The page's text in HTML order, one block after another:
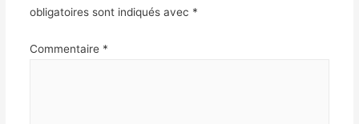
obligatoires sont indiqués avec *
Commentaire *